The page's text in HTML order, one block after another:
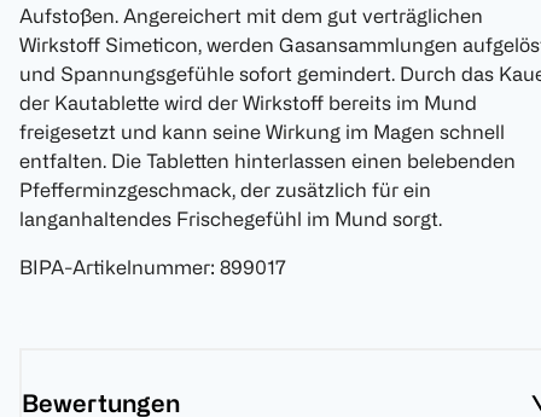
Aufstoßen. Angereichert mit dem gut verträglichen
Wirkstoff Simeticon, werden Gasansammlungen
und Spannungsgefühle sofort gemindert. Durch das
der Kautablette wird der Wirkstoff bereits im Mund
freigesetzt und kann seine Wirkung im Magen schnell
entfalten. Die Tabletten hinterlassen einen belebenden
Pfefferminzgeschmack, der zusätzlich für ein
langanhaltendes Frischegefühl im Mund sorgt.
BIPA-Artikelnummer: 899017
Bewertungen